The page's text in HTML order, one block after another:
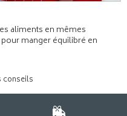
aliments en mêmes
manger équilibré en
conseils